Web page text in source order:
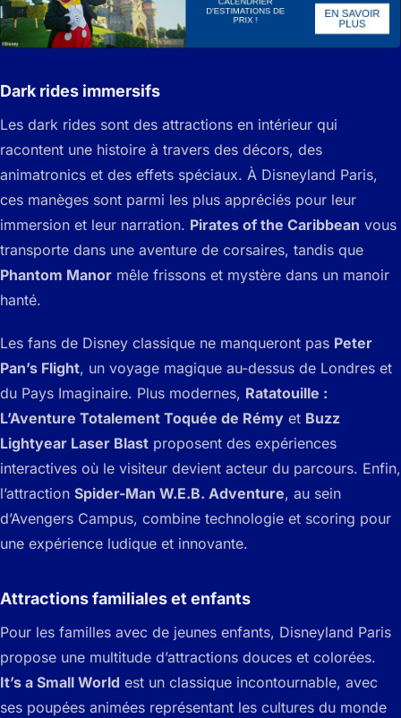
Dark rides immersifs
Les dark rides sont des attractions en intérieur qui
racontent une histoire à travers des décors, des
animatronics et des effets spéciaux. À Disneyland Paris,
ces manèges sont parmi les plus appréciés pour leur
immersion et leur narration. Pirates of the Caribbean vous
transporte dans une aventure de corsaires, tandis que
Phantom Manor mêle frissons et mystère dans un manoir
hanté.
Les fans de Disney classique ne manqueront pas Peter
Pan’s Flight, un voyage magique au-dessus de Londres et
du Pays Imaginaire. Plus modernes, Ratatouille :
L’Aventure Totalement Toquée de Rémy et Buzz
Lightyear Laser Blast proposent des expériences
interactives où le visiteur devient acteur du parcours. Enfin,
l’attraction Spider-Man W.E.B. Adventure, au sein
d’Avengers Campus, combine technologie et scoring pour
une expérience ludique et innovante.
Attractions familiales et enfants
Pour les familles avec de jeunes enfants, Disneyland Paris
propose une multitude d’attractions douces et colorées.
It’s a Small World est un classique incontournable, avec
ses poupées animées représentant les cultures du monde